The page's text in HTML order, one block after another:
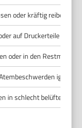
oder kräftig reiben.
auf Druckerteile
oder in den Restmüll
in schlecht belüfteten